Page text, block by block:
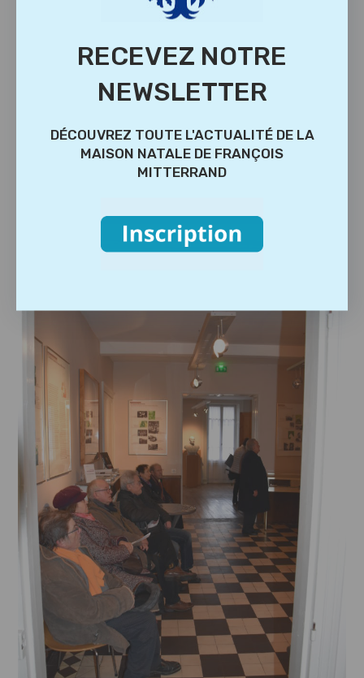
RECEVEZ NOTRE
NEWSLETTER
DÉCOUVREZ TOUTE L'ACTUALITÉ DE LA
MAISON NATALE DE FRANÇOIS
MITTERRAND